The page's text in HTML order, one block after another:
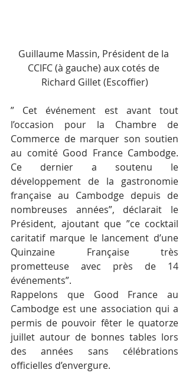
Guillaume Massin, Président de la
CCIFC (à gauche) aux cotés de
Richard Gillet (Escoffier)
” Cet événement est avant tout
l’occasion pour la Chambre de
Commerce de marquer son soutien
au comité Good France Cambodge.
Ce dernier a soutenu le
développement de la gastronomie
française au Cambodge depuis de
nombreuses années”, déclarait le
Président, ajoutant que ”ce cocktail
caritatif marque le lancement d’une
Quinzaine Française très
prometteuse avec près de 14
événements”.
Rappelons que Good France au
Cambodge est une association qui a
permis de pouvoir fêter le quatorze
juillet autour de bonnes tables lors
des années sans célébrations
officielles d’envergure.